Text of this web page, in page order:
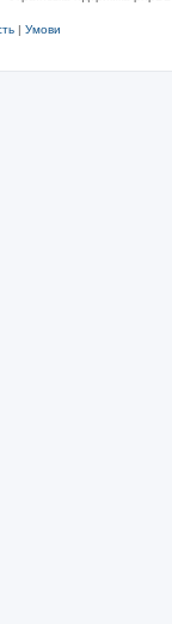
| Умови